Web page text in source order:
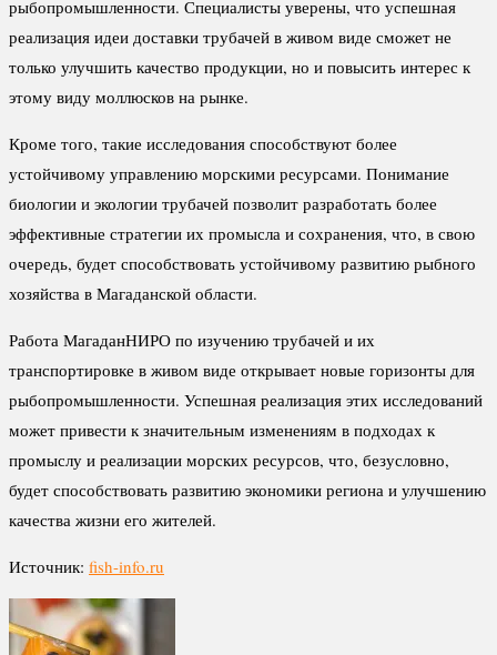
рыбопромышленности. Специалисты уверены, что успешная
реализация идеи доставки трубачей в живом виде сможет не
только улучшить качество продукции, но и повысить интерес к
этому виду моллюсков на рынке.
Кроме того, такие исследования способствуют более
устойчивому управлению морскими ресурсами. Понимание
биологии и экологии трубачей позволит разработать более
эффективные стратегии их промысла и сохранения, что, в свою
очередь, будет способствовать устойчивому развитию рыбного
хозяйства в Магаданской области.
Работа МагаданНИРО по изучению трубачей и их
транспортировке в живом виде открывает новые горизонты для
рыбопромышленности. Успешная реализация этих исследований
может привести к значительным изменениям в подходах к
промыслу и реализации морских ресурсов, что, безусловно,
будет способствовать развитию экономики региона и улучшению
качества жизни его жителей.
Источник: fish-info.ru